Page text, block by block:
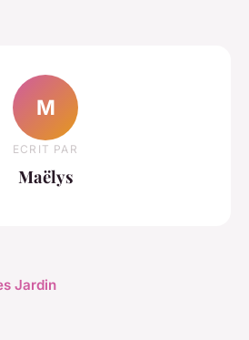
M
ECRIT PAR
Maëlys
Jardin